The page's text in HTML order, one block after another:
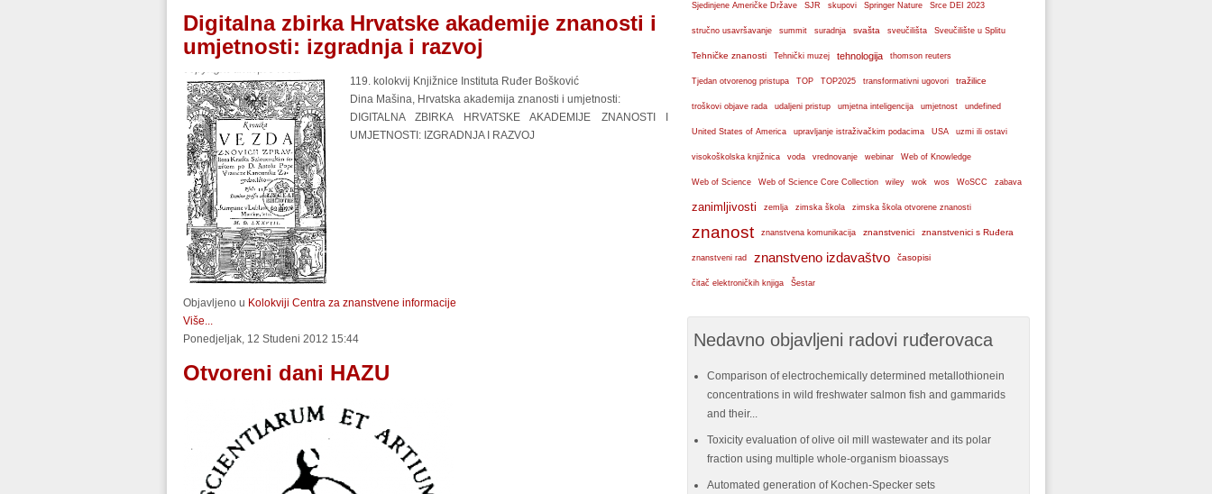
Digitalna zbirka Hrvatske akademije znanosti i
umjetnosti: izgradnja i razvoj
119. kolokvij Knjižnice Instituta Ruđer Bošković
Dina Mašina, Hrvatska akademija znanosti i umjetnosti:
DIGITALNA ZBIRKA HRVATSKE AKADEMIJE ZNANOSTI I
UMJETNOSTI: IZGRADNJA I RAZVOJ
Objavljeno u Kolokviji Centra za znanstvene informacije
Više...
Ponedjeljak, 12 Studeni 2012 15:44
Otvoreni dani HAZU
Sjedinjene Američke Države SJR skupovi Springer Nature Srce DEI 2023
stručno usavršavanje summit suradnja svašta sveučilišta Sveučilište u Splitu
Tehničke znanosti Tehnički muzej tehnologija thomson reuters
Tjedan otvorenog pristupa TOP TOP2025 transformativni ugovori tražilice
troškovi objave rada udaljeni pristup umjetna inteligencija umjetnost undefined
United States of America upravljanje istraživačkim podacima USA uzmi ili ostavi
visokoškolska knjižnica voda vrednovanje webinar Web of Knowledge
Web of Science Web of Science Core Collection wiley wok wos WoSCC zabava
zanimljivosti zemlja zimska škola zimska škola otvorene znanosti
znanost znanstvena komunikacija znanstvenici znanstvenici s Ruđera
znanstveni rad znanstveno izdavaštvo časopisi
čitač elektroničkih knjiga Šestar
Nedavno objavljeni radovi ruđerovaca
Comparison of electrochemically determined metallothionein
concentrations in wild freshwater salmon fish and gammarids
and their...
Toxicity evaluation of olive oil mill wastewater and its polar
fraction using multiple whole-organism bioassays
Automated generation of Kochen-Specker sets